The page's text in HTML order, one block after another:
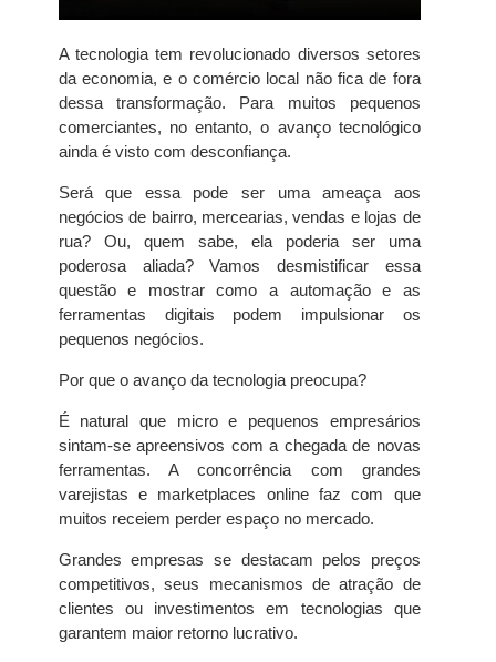
A tecnologia tem revolucionado diversos setores
da economia, e o comércio local não fica de fora
dessa transformação. Para muitos pequenos
comerciantes, no entanto, o avanço tecnológico
ainda é visto com desconfiança.
Será que essa pode ser uma ameaça aos
negócios de bairro, mercearias, vendas e lojas de
rua? Ou, quem sabe, ela poderia ser uma
poderosa aliada? Vamos desmistificar essa
questão e mostrar como a automação e as
ferramentas digitais podem impulsionar os
pequenos negócios.
Por que o avanço da tecnologia preocupa?
É natural que micro e pequenos empresários
sintam-se apreensivos com a chegada de novas
ferramentas. A concorrência com grandes
varejistas e marketplaces online faz com que
muitos receiem perder espaço no mercado.
Grandes empresas se destacam pelos preços
competitivos, seus mecanismos de atração de
clientes ou investimentos em tecnologias que
garantem maior retorno lucrativo.